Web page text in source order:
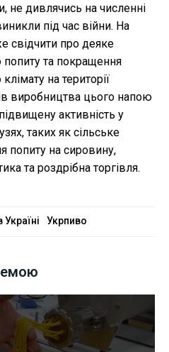
не дивлячись на численні
під час війни. На
свідчити про деяке
та покращення
на території
виробництва цього напою
активність у
таких як сільське
попиту на сировину,
та роздрібна торгівля.
Україні Укрпиво